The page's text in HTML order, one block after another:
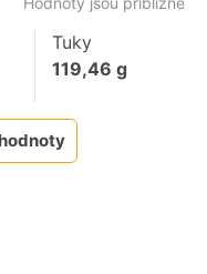
Tuky
119,46 g